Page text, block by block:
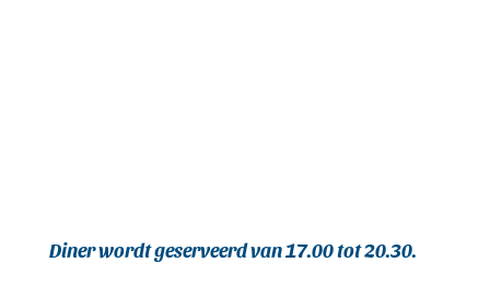
Diner wordt geserveerd van 17.00 tot 20.30.